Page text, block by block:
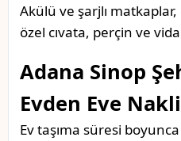
Akülü ve şarjlı
özel cıvata, perçin ve
Adana Sinop
Evden Eve
Ev taşıma süresi